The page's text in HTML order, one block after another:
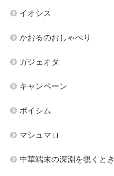
イオシス
かおるのおしゃべり
ガジェオタ
キャンペーン
ポイシム
マシュマロ
中華端末の深淵を覗くとき